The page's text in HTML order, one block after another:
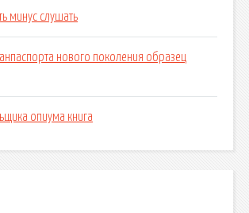
минус слушать
нового поколения образец
опиума книга